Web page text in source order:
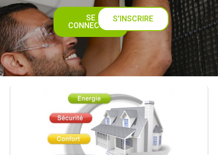
SE
CONNECTER
S'INSCRIRE